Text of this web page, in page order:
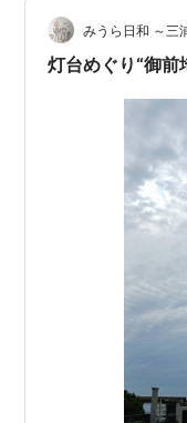
みうら日和 ～三
灯台めぐり“御前